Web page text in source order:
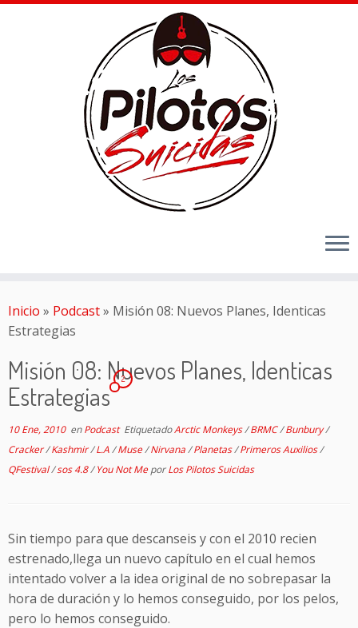
Inicio » Podcast» Misión 08: Nuevos Planes, Identicas
Estrategias
Misión 08: Nuevos Planes, Identicas
Estrategias
2
10 Ene, 2010enPodcast EtiquetadoArctic Monkeys/BRMC/Bunbury/
Cracker/Kashmir/L.A/Muse/Nirvana/Planetas/Primeros Auxilios/
QFestival/sos 4.8/You Not MeporLos Pilotos Suicidas
Sin tiempo para que descanseis y con el 2010 recien
estrenado,llega un nuevo capítulo en el cual hemos
intentado volver a la idea original de no sobrepasar la
hora de duración y lo hemos conseguido, por los pelos,
pero lo hemos conseguido.